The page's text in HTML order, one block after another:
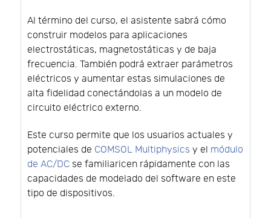
Al término del curso, el asistente sabrá cómo
construir modelos para aplicaciones
electrostáticas, magnetostáticas y de baja
frecuencia. También podrá extraer parámetros
eléctricos y aumentar estas simulaciones de
alta fidelidad conectándolas a un modelo de
circuito eléctrico externo.
Este curso permite que los usuarios actuales y
potenciales de COMSOL Multiphysics y el módulo
de AC/DC se familiaricen rápidamente con las
capacidades de modelado del software en este
tipo de dispositivos.